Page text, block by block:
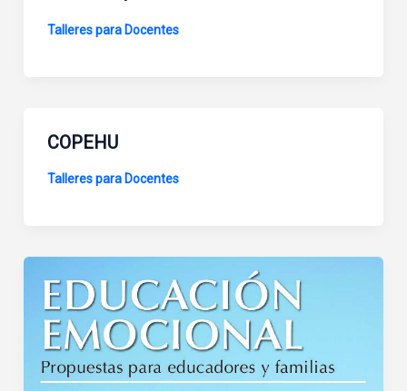
Talleres para Docentes
COPEHU
Talleres para Docentes